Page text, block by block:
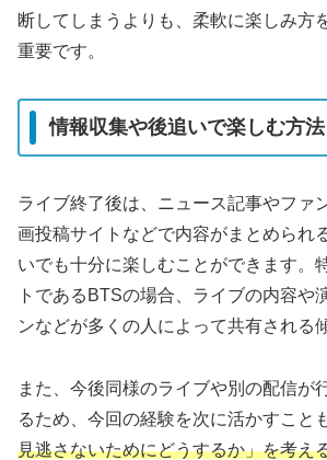
断してしまうよりも、柔軟に楽しみ方
重要です。
情報収集や後追いで楽しむ方法
ライブ終了後は、ニュース記事やファ
画投稿サイトなどで内容がまとめられ
いでも十分に楽しむことができます。
トであるBTSの場合、ライブの内容や
ンなどが多くの人によって共有される
また、今後同様のライブや別の配信が
るため、今回の経験を次に活かすこと
見逃さないためにどうするか」を考え